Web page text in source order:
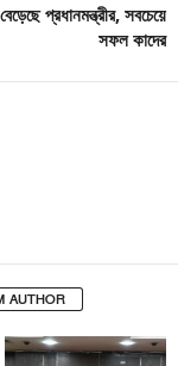
প্রধানমন্ত্রীর, সবচেয়ে
সফল কাদের
AUTHOR